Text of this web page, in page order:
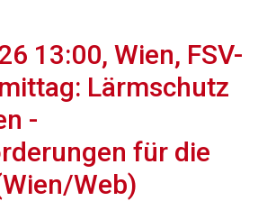
13:00, Wien, FSV-
Lärmschutz
-
für die
Web)